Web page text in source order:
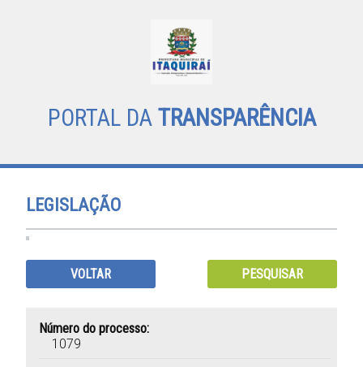
PORTAL DA TRANSPARÊNCIA
LEGISLAÇÃO
VOLTAR PESQUISAR
Número do processo:
1079